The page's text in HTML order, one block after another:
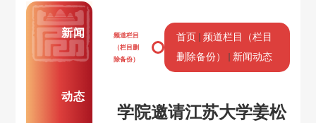
新闻
动态
频道栏目
（栏目删
除备份）
首页
频道栏目（栏目
删除备份）
新闻动态
学院邀请江苏大学姜松